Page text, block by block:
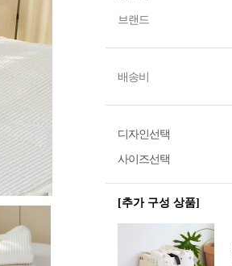
브랜드
배송비
디자인선택
사이즈선택
[추가 구성 상품]